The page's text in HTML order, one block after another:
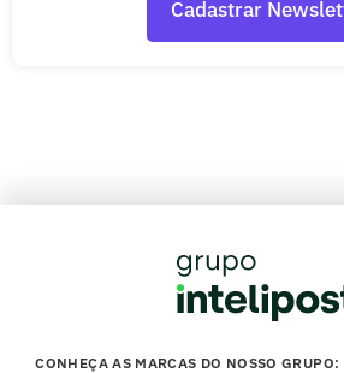
CONHEÇA AS MARCAS DO NOSSO GRUPO: